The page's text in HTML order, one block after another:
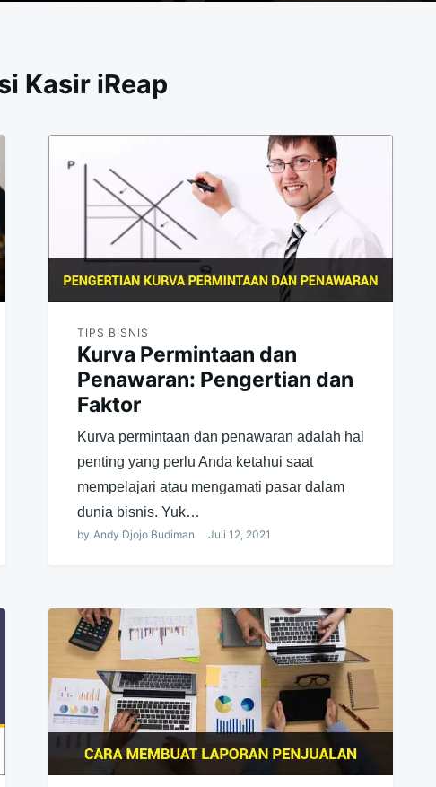
Kasir iReap
TIPS BISNIS
Kurva Permintaan dan
Penawaran: Pengertian dan
Faktor
Kurva permintaan dan penawaran adalah hal
penting yang perlu Anda ketahui saat
mempelajari atau mengamati pasar dalam
dunia bisnis. Yuk…
by Andy Djojo Budiman Juli 12, 2021